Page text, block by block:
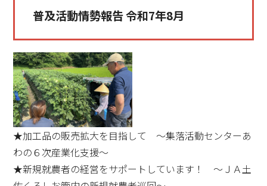
普及活動情勢報告 令和7年8月
★加工品の販売拡大を目指して ～集落活動センターあ
わの６次産業化支援～
★新規就農者の経営をサポートしています！ ～ＪＡ土